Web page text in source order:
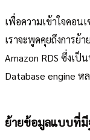
เพื่อความเข้าใจคอน
เราจะพูดคุยถึงการย้
Amazon RDS ซึ่งเป็
Database engine ห
ย้ายข้อมูลแบบที่มี